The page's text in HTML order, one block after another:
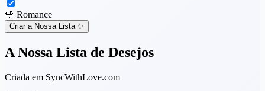
🌹 Romance
Criar a Nossa Lista ✨
A Nossa Lista de Desejos
Criada em SyncWithLove.com